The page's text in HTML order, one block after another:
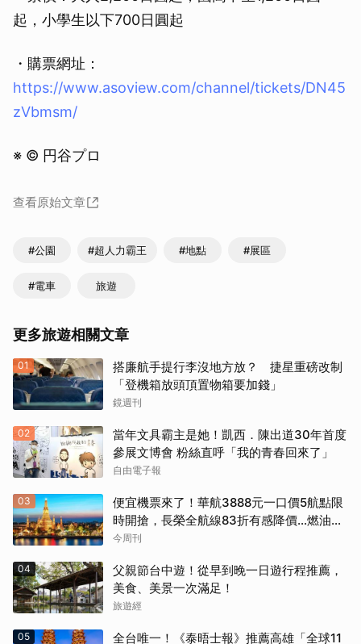
起，小學生以下700日圓起
・購票網址：
https://www.asoview.com/channel/tickets/DN45
zVbmsm/
※ © 円谷プロ
查看原始文章
#公園 #超人力霸王 #地點 #展區
#電車 旅遊
更多旅遊相關文章
01
搭廉航手提行李沒地方放？ 捷星重磅改制
「登機箱放頭頂置物箱要加錢」
鏡週刊
02
當年文具霸主是她！凱西．陳出道30年首度
參展文博會 粉絲直呼「我的青春回來了」
自由電子報
03
便宜機票來了！華航3888元一口價5航點限
時開搶，長榮全航線83折有感降價…燃油稅
8/9調漲早買早省
今周刊
04
父親節台中遊！從早到晚一日遊行程推薦，
美食、美景一次滿足！
旅遊經
05
全台唯一！《泰晤士報》推薦高雄「全球11